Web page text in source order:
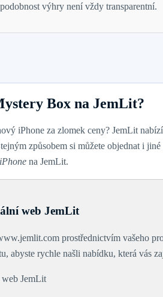
výhry není vždy transparentní.
Box na JemLit?
iPhone za zlomek ceny? JemLit
způsobem si můžete objednat i
na JemLit.
web JemLit
prostřednictvím vašeho
abyste rychle našli nabídku, která vás